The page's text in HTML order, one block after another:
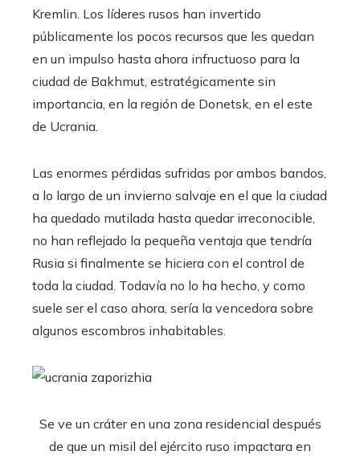
Kremlin. Los líderes rusos han invertido
públicamente los pocos recursos que les quedan
en un impulso hasta ahora infructuoso para la
ciudad de Bakhmut, estratégicamente sin
importancia, en la región de Donetsk, en el este
de Ucrania.
Las enormes pérdidas sufridas por ambos bandos,
a lo largo de un invierno salvaje en el que la ciudad
ha quedado mutilada hasta quedar irreconocible,
no han reflejado la pequeña ventaja que tendría
Rusia si finalmente se hiciera con el control de
toda la ciudad. Todavía no lo ha hecho, y como
suele ser el caso ahora, sería la vencedora sobre
algunos escombros inhabitables.
Se ve un cráter en una zona residencial después
de que un misil del ejército ruso impactara en